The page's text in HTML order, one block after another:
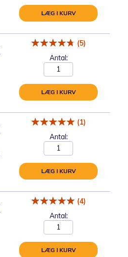
LÆG I KURV
(5)
Antal:
LÆG I KURV
(1)
Antal:
LÆG I KURV
(4)
Antal:
LÆG I KURV